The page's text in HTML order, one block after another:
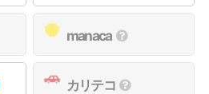
manaca
カリテコ